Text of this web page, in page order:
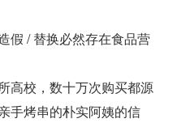
假 / 替换必然存在食品营
高校，数十万次购买都源
手烤串的朴实阿姨的信